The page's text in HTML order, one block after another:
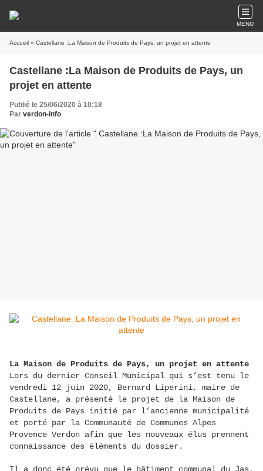
MENU
Accueil » Castellane :La Maison de Produits de Pays, un projet en attente
Castellane :La Maison de Produits de Pays, un
projet en attente
Publié le 25/06/2020 à 10:18
Par verdon-info
La Maison de Produits de Pays, un projet en attente
Lors du dernier Conseil Municipal qui s’est tenu le
vendredi 12 juin 2020, Bernard Liperini, maire de
Castellane, a présenté le projet de la Maison de
Produits de Pays initié par l’ancienne municipalité
et porté par la Communauté de Communes Alpes
Provence Verdon afin que les nouveaux élus prennent
connaissance des éléments du dossier.